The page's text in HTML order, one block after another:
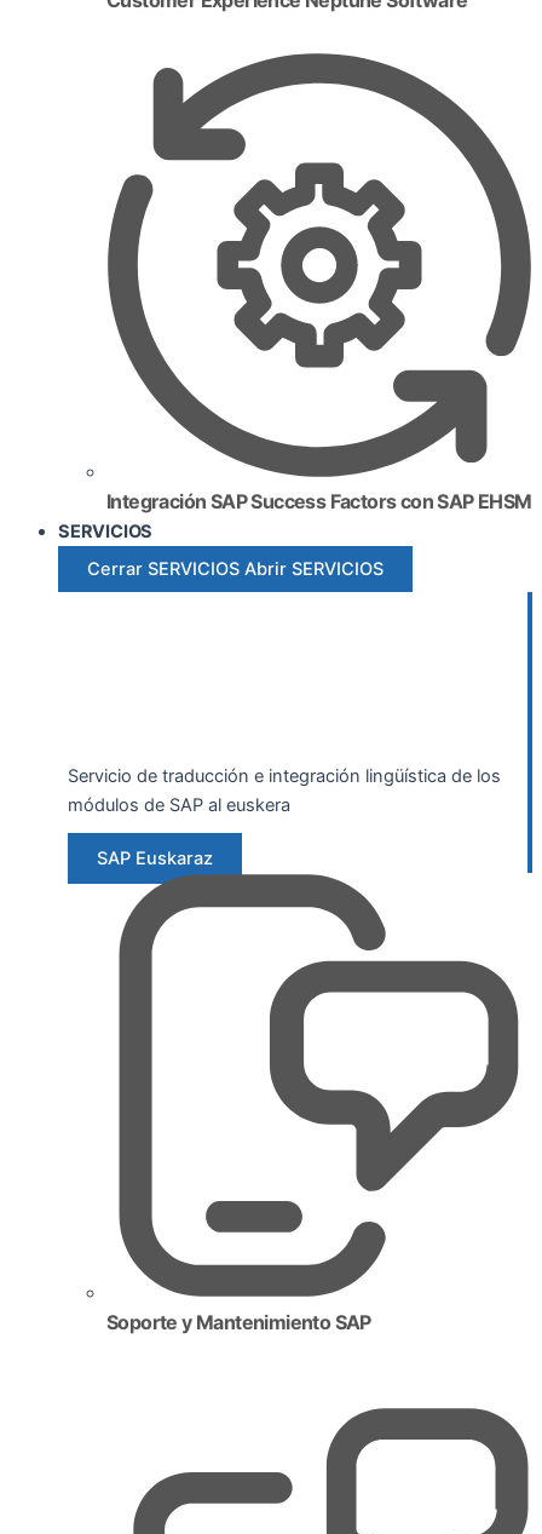
Integración SAP Success Factors con SAP EHSM
SERVICIOS
Cerrar SERVICIOS Abrir SERVICIOS
Servicio de traducción e integración lingüística de los
módulos de SAP al euskera
SAP Euskaraz
Soporte y Mantenimiento SAP